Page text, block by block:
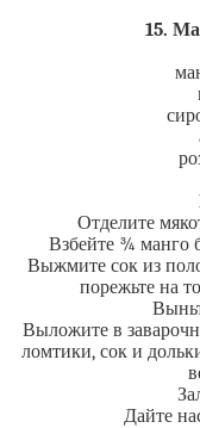
15.
Отделите
Взбейте ¾ манго
Выжмите сок из
порежьте на
Выложите в
ломтики, сок и
Дайте